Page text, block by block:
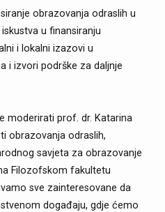
obrazovanja odraslih u
u finansiranju
i lokalni izazovi u
i izvori podrške za daljnje
moderirati prof. dr. Katarina
obrazovanja odraslih,
savjeta za obrazovanje
Filozofskom fakultetu
sve zainteresovane da
događaju, gdje ćemo